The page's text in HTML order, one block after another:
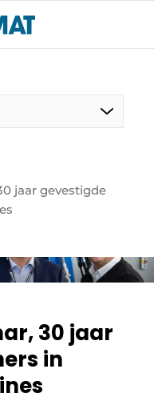
jaar gevestigde
30 jaar
in